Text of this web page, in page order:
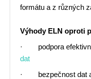
formátu a z různých
Výhody ELN oproti
· podpora
dat
· bezpečnost dat a